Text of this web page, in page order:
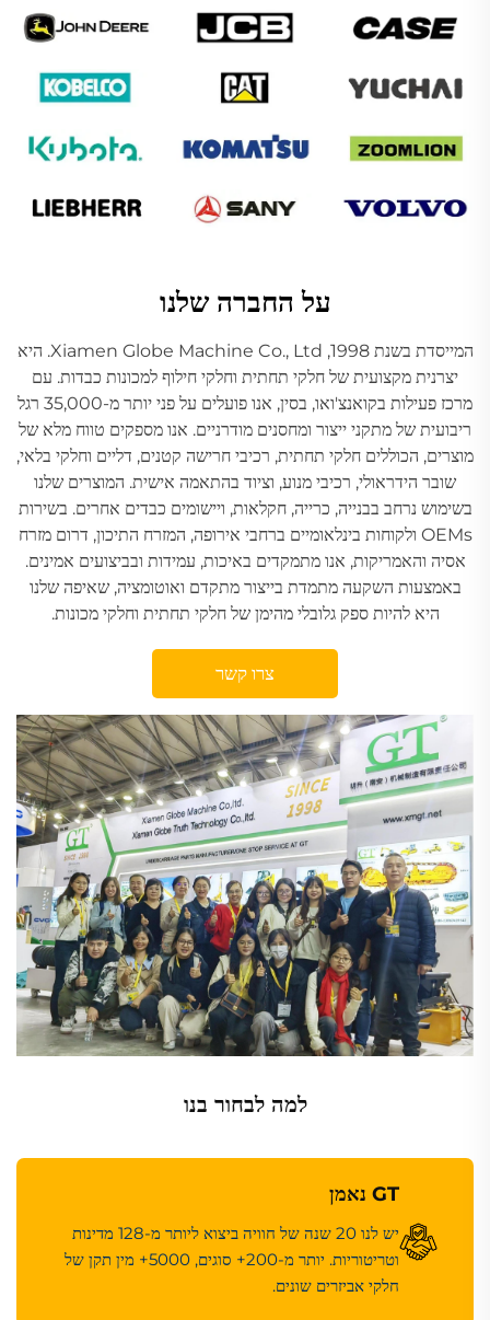
על החברה שלנו
המייסדת בשנת 1998, Xiamen Globe Machine Co., Ltd. היא
יצרנית מקצועית של חלקי תחתית וחלקי חילוף למכונות כבדות. עם
מרכז פעילות בקואנצ'ואו, בסין, אנו פועלים על פני יותר מ-35,000 רגל
ריבועית של מתקני ייצור ומחסנים מודרניים. אנו מספקים טווח מלא של
מוצרים, הכוללים חלקי תחתית, רכיבי חרישה קטנים, דליים וחלקי בלאי,
שובר הידראולי, רכיבי מנוע, וציוד בהתאמה אישית. המוצרים שלנו
בשימוש נרחב בבנייה, כרייה, חקלאות, ויישומים כבדים אחרים. בשירות
OEMs ולקוחות בינלאומיים ברחבי אירופה, המזרח התיכון, דרום מזרח
אסיה והאמריקות, אנו מתמקדים באיכות, עמידות ובביצועים אמינים.
באמצעות השקעה מתמדת בייצור מתקדם ואוטומציה, שאיפה שלנו
היא להיות ספק גלובלי מהימן של חלקי תחתית וחלקי מכונות.
צרו קשר
למה לבחור בנו
GT נאמן
יש לנו 20 שנה של חוויה ביצוא ליותר מ-128 מדינות
וטריטוריות. יותר מ-200+ סוגים, 5000+ מין תקן של
חלקי אביזרים שונים.